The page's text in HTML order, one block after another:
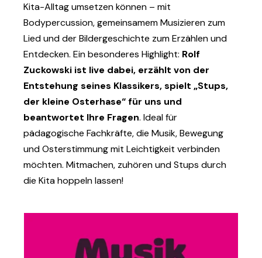
Kita-Alltag umsetzen können – mit
Bodypercussion, gemeinsamem Musizieren zum
Lied und der Bildergeschichte zum Erzählen und
Entdecken. Ein besonderes Highlight: Rolf
Zuckowski ist live dabei, erzählt von der
Entstehung seines Klassikers, spielt „Stups,
der kleine Osterhase“ für uns und
beantwortet Ihre Fragen. Ideal für
pädagogische Fachkräfte, die Musik, Bewegung
und Osterstimmung mit Leichtigkeit verbinden
möchten. Mitmachen, zuhören und Stups durch
die Kita hoppeln lassen!